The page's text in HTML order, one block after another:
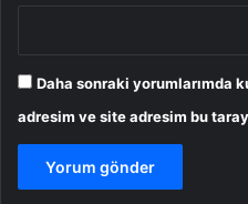
Daha sonraki yorumlarımda
adresim ve site adresim bu